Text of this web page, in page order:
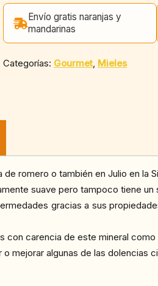
1
cantidad
Envío gratis naranjas y
mandarinas
Categorías: Gourmet, Mieles
romero o también en Julio en la
suave pero tampoco tiene un
gracias a sus
carencia de este mineral como
mejorar algunas de las dolencias